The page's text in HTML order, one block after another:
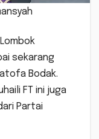
sekarang
Bodak.
FT ini juga
Partai